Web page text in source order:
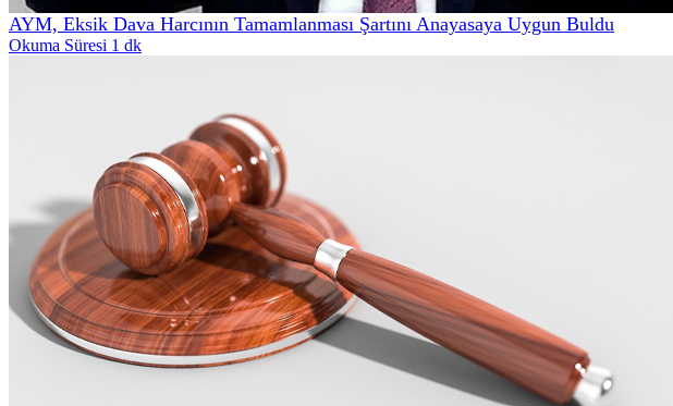
AYM, Eksik Dava Harcının Tamamlanması Şartını Anayasaya Uygun Buldu
Okuma Süresi 1 dk